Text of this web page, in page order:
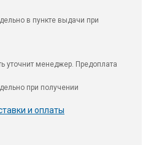
в пункте выдачи при
уточнит менеджер. Предоплата
при получении
и оплаты